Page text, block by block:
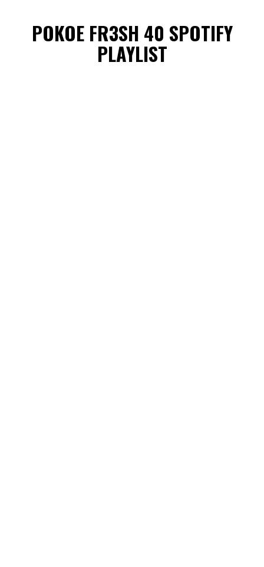
POKOE FR3SH 40 SPOTIFY
PLAYLIST